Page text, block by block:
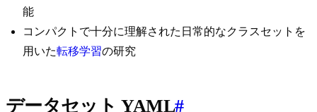
能
コンパクトで十分に理解された日常的なクラスセットを
用いた転移学習の研究
データセット YAML#